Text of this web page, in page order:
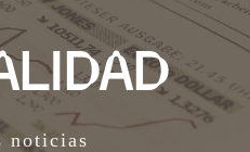
noticias